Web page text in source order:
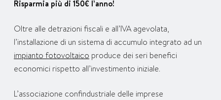
Risparmia più di 150€ l’anno!
Oltre alle detrazioni fiscali e all’IVA agevolata,
l’installazione di un sistema di accumulo integrato ad un
impianto fotovoltaico produce dei seri benefici
economici rispetto all’investimento iniziale.
L’associazione confindustriale delle imprese